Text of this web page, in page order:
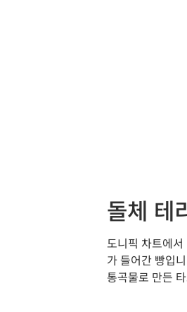
돌체 테
도니픽 차트에
가 들어간 빵입
통곡물로 만든